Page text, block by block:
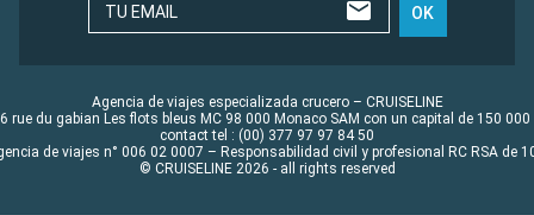
TU EMAIL OK
Agencia de viajes especializada crucero – CRUISELINE
rue du gabian Les flots bleus MC 98 000 Monaco SAM con un capital de 150 000
contact tel : (00) 377 97 97 84 50
de viajes n° 006 02 0007 – Responsabilidad civil y profesional RC RSA de
© CRUISELINE 2026 - all rights reserved